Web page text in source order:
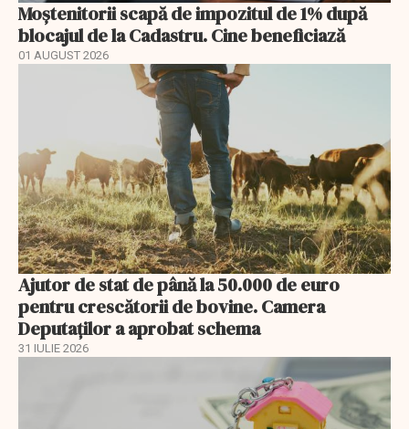
Moștenitorii scapă de impozitul de 1% după
blocajul de la Cadastru. Cine beneficiază
01 AUGUST 2026
Ajutor de stat de până la 50.000 de euro
pentru crescătorii de bovine. Camera
Deputaților a aprobat schema
31 IULIE 2026